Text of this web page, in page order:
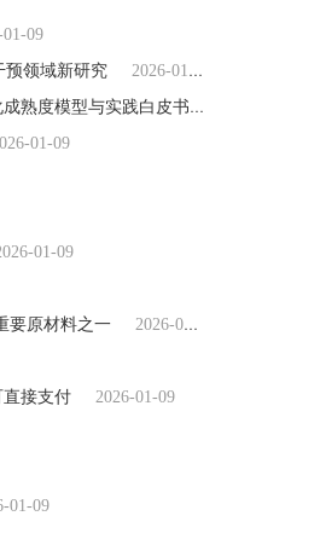
01-09
预领域新研究
2026-01-09
北森推出国内首个AI+HR成熟度模型，发布《中国企业人力资源数智化成熟度模型与实践白皮书》
01-09
01-09
要原材料之一
2026-01-09
接支付
2026-01-09
01-09